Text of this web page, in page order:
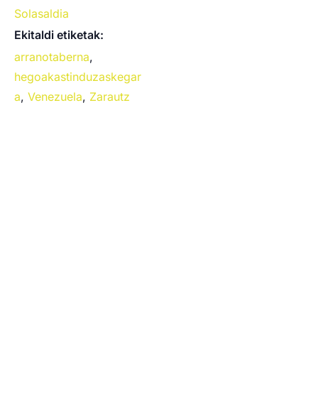
Solasaldia
Ekitaldi etiketak:
arranotaberna,
hegoakastinduzaskegar
a, Venezuela, Zarautz